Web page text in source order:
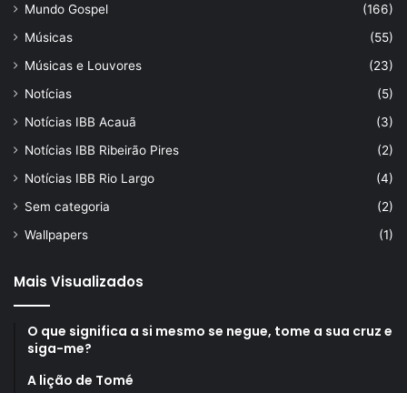
Mundo Gospel
(166)
Músicas
(55)
Músicas e Louvores
(23)
Notícias
(5)
Notícias IBB Acauã
(3)
Notícias IBB Ribeirão Pires
(2)
Notícias IBB Rio Largo
(4)
Sem categoria
(2)
Wallpapers
(1)
Mais Visualizados
O que significa a si mesmo se negue, tome a sua cruz e
siga-me?
A lição de Tomé